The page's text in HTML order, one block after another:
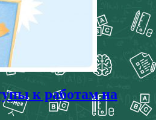
к работам на